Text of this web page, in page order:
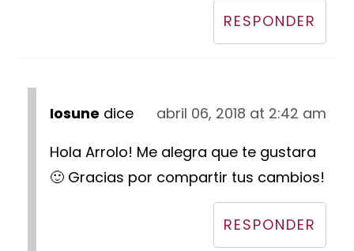
RESPONDER
Iosune dice
abril 06, 2018 at 2:42 am
Hola Arrolo! Me alegra que te gustara
🙂 Gracias por compartir tus cambios!
RESPONDER